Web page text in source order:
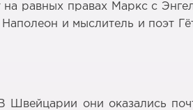
равных правах Маркс с
и мыслитель и поэт
Швейцарии они оказались